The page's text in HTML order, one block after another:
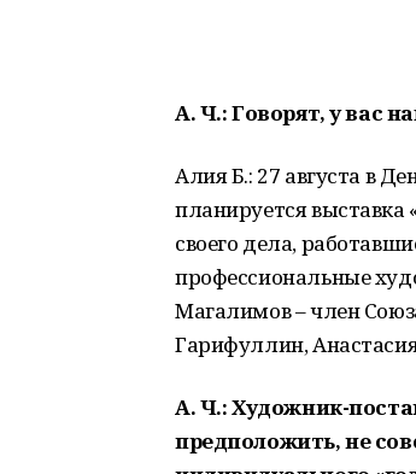
А. Ч.:Говорят, у вас
Алия Б.: 27 августа в
планируется выставка
своего дела,
профессиональные
Магалимов – член
Гарифуллин,
А. Ч.: Художник-
предположить, не